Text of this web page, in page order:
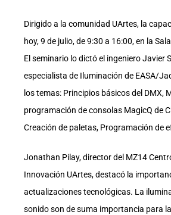
Dirigido a la comunidad UArtes, la
hoy, 9 de julio, de 9:30 a 16:00, en la
El seminario lo dictó el ingeniero Javier
especialista de Iluminación de EASA/
los temas: Principios básicos del DMX,
programación de consolas MagicQ de
Creación de paletas, Programación de
Jonathan Pilay, director del MZ14
Innovación UArtes, destacó la
actualizaciones tecnológicas. La
sonido son de suma importancia para